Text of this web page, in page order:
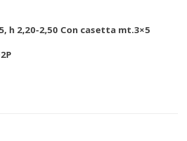
h 2,20-2,50 Con casetta mt.3×5